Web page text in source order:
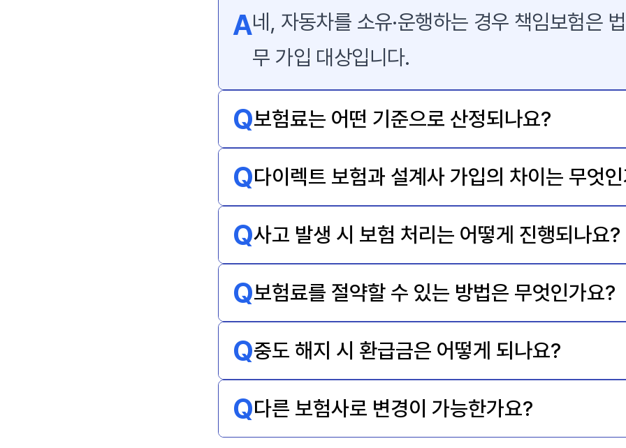
A네, 자동차를 소유·운행하는 경우 책임보험은
무 가입 대상입니다.
Q보험료는 어떤 기준으로 산정되나요?
Q다이렉트 보험과 설계사 가입의 차이는 무엇
Q사고 발생 시 보험 처리는 어떻게 진행되나요?
Q보험료를 절약할 수 있는 방법은 무엇인가요?
Q중도 해지 시 환급금은 어떻게 되나요?
Q다른 보험사로 변경이 가능한가요?